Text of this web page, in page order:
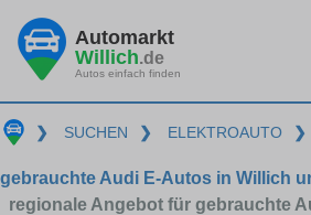
Automarkt
Willich.de
Autos einfach finden
❯ SUCHEN ❯ ELEKTROAUTO ❯
gebrauchte Audi E-Autos in Willich
regionale Angebot für gebrauchte